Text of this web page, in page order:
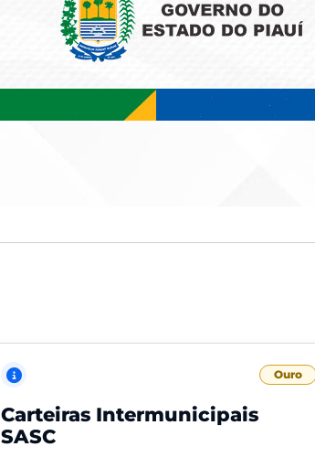
Ouro
Carteiras Intermunicipais
SASC